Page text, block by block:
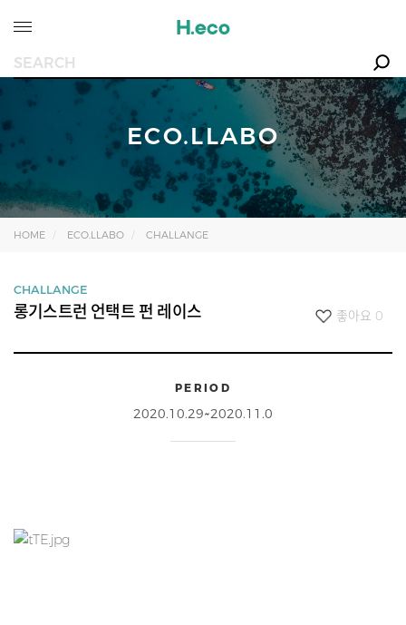
ECO.LLABO
HOME ECO.LLABO CHALLANGE
CHALLANGE
롱기스트런 언택트 펀 레이스 좋아요 0
PERIOD
2020.10.29~2020.11.0